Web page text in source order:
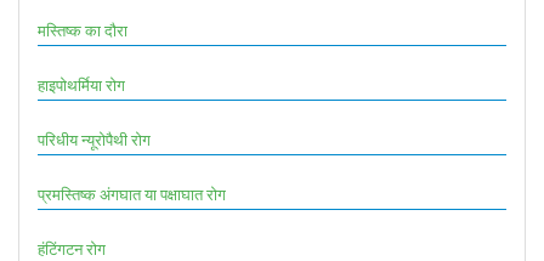
मस्तिष्क का दौरा
हाइपोथर्मिया रोग
परिधीय न्यूरोपैथी रोग
प्रमस्तिष्क अंगघात या पक्षाघात रोग
हंटिंगटन रोग